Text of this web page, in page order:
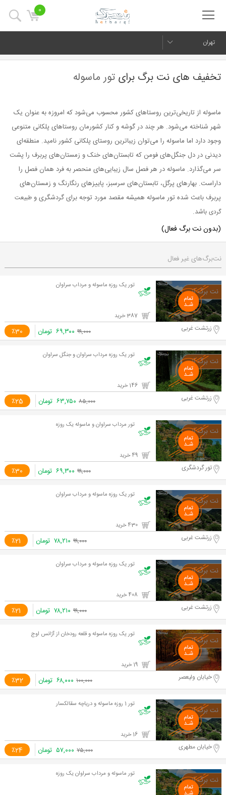
0
تهران
تخفیف های نت برگ برای تور ماسوله
ماسوله از تاریخی‌ترین روستاهای کشور محسوب می‌شود که امروزه به عنوان یک
شهر شناخته می‌شود. هر چند در گوشه و کنار کشورمان روستاهای پلکانی متنوعی
وجود دارد اما ماسوله را می‌توان زیباترین روستای پلکانی کشور نامید. منطقه‌ای
دیدنی در دل جنگل‌های فومن که تابستان‌های خنک و زمستان‌های پربرف را پشت
سر می‌گذارد. ماسوله در هر فصل سال زیبایی‌های منحصر به فرد همان فصل را
داراست. بهارهای پرگل، تابستان‌های سرسبز، پاییزهای رنگارنگ و زمستان‌های
پربرف باعث شده تور ماسوله همیشه مقصد مورد توجه برای گردشگری و طبیعت
گردی باشد.
(بدون نت برگ فعال)
نت‌برگ‌های غیر فعال
تور يک روزه ماسوله و مرداب سراوان
٪30 زرتشت غربی ۹۹,۰۰۰ ۶۹,۳۰۰ تومان
تور یک روزه مرداب سراوان و جنگل سراوان
٪25 زرتشت غربی ۸۵,۰۰۰ ۶۳,۷۵۰ تومان
تور مرداب سراوان و ماسوله یک روزه
٪30 تور گردشگری ۹۹,۰۰۰ ۶۹,۳۰۰ تومان
تور يک روزه ماسوله و مرداب سراوان
٪21 زرتشت غربی ۹۹,۰۰۰ ۷۸,۲۱۰ تومان
تور يک روزه ماسوله و مرداب سراوان
٪21 زرتشت غربی ۹۹,۰۰۰ ۷۸,۲۱۰ تومان
تور یک روزه ماسوله و قلعه رودخان از آژانس اوج
٪32 خیابان ولیعصر ۱۰۰,۰۰۰ ۶۸,۰۰۰ تومان
تور 1 روزه ماسوله و دریاچه سقالکسار
٪24 خیابان مطهری ۷۵,۰۰۰ ۵۷,۰۰۰ تومان
تور ماسوله و مرداب سراوان یک روزه